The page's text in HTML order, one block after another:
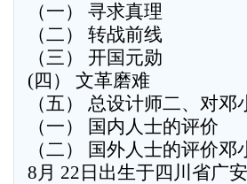
（一） 寻求真理
（二） 转战前线
（三） 开国元勋
(四） 文革磨难
（五） 总设计师二、对邓
（一） 国内人士的评价
（二） 国外人士的评价
8月 22日出生于四川省广